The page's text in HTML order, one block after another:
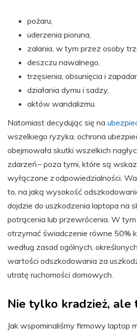
pożaru,
uderzenia pioruna,
zalania, w tym przez osoby
deszczu nawalnego,
trzęsienia, obsunięcia i
działania dymu i sadzy,
aktów wandalizmu.
Natomiast decydując się na
wszelkiego ryzyka, ochrona
obejmowała skutki wszelkich
zdarzeń – poza tymi, które są
wyłączone z odpowiedzialności.
to, na jaką wysokość
dojdzie do uszkodzenia laptopa na
potrącenia lub przewrócenia. W
otrzymać świadczenie równe 50%
według zasad ogólnych,
wartości odszkodowania za
utratę ruchomości domowych.
Nie tylko kradzież, ale
Jak wspominaliśmy firmowy laptop